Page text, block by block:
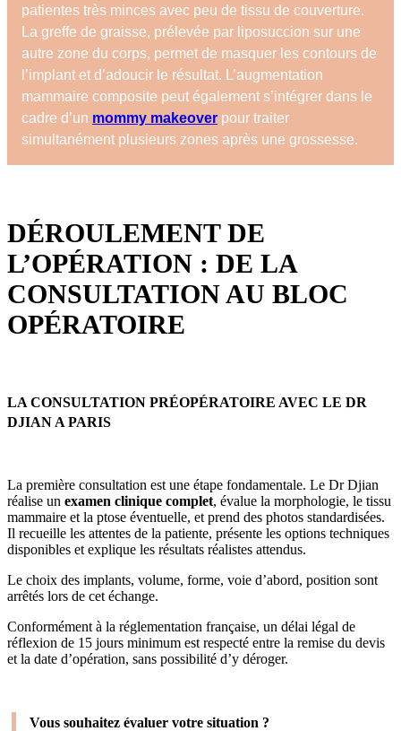
patientes très minces avec peu de tissu de couverture.
La greffe de graisse, prélevée par liposuccion sur une
autre zone du corps, permet de masquer les contours de
l’implant et d’adoucir le résultat. L’augmentation
mammaire composite peut également s’intégrer dans le
cadre d’un mommy makeover pour traiter
simultanément plusieurs zones après une grossesse.
DÉROULEMENT DE
L’OPÉRATION : DE LA
CONSULTATION AU BLOC
OPÉRATOIRE
LA CONSULTATION PRÉOPÉRATOIRE AVEC LE DR
DJIAN A PARIS
La première consultation est une étape fondamentale. Le Dr Djian
réalise un examen clinique complet, évalue la morphologie, le tissu
mammaire et la ptose éventuelle, et prend des photos standardisées.
Il recueille les attentes de la patiente, présente les options techniques
disponibles et explique les résultats réalistes attendus.
Le choix des implants, volume, forme, voie d’abord, position sont
arrêtés lors de cet échange.
Conformément à la réglementation française, un délai légal de
réflexion de 15 jours minimum est respecté entre la remise du devis
et la date d’opération, sans possibilité d’y déroger.
Vous souhaitez évaluer votre situation ?